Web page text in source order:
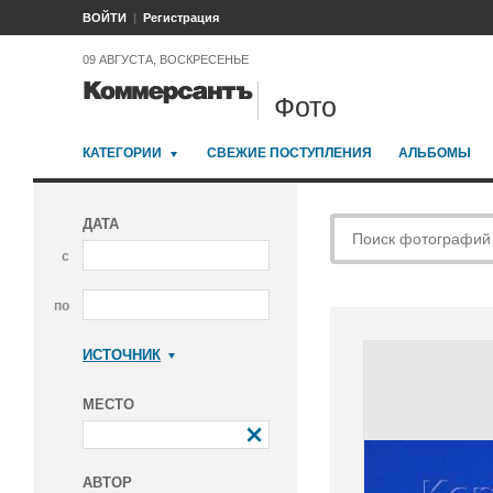
ВОЙТИ Регистрация
09 АВГУСТА, ВОСКРЕСЕНЬЕ
Фото
КАТЕГОРИИ СВЕЖИЕ ПОСТУПЛЕНИЯ АЛЬБОМЫ
ДАТА
с
по
ИСТОЧНИК
МЕСТО
АВТОР